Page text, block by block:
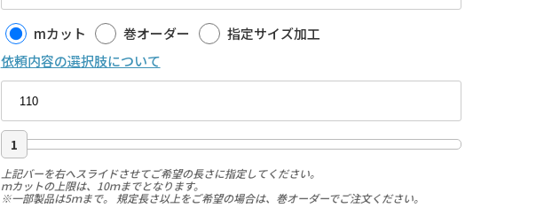
依頼内容の選択肢について
mカット 巻オーダー 指定サイズ加工
1
上記バーを右へスライドさせてご希望の長さに指定してください。
ｍカットの上限は、10ｍまでとなります。
※一部製品は5ｍまで。 規定長さ以上をご希望の場合は、巻オーダーでご注文ください。